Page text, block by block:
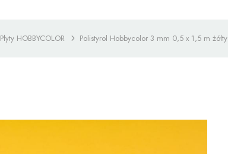
Płyty HOBBYCOLOR Polistyrol Hobbycolor 3 mm 0,5 x 1,5 m żółty